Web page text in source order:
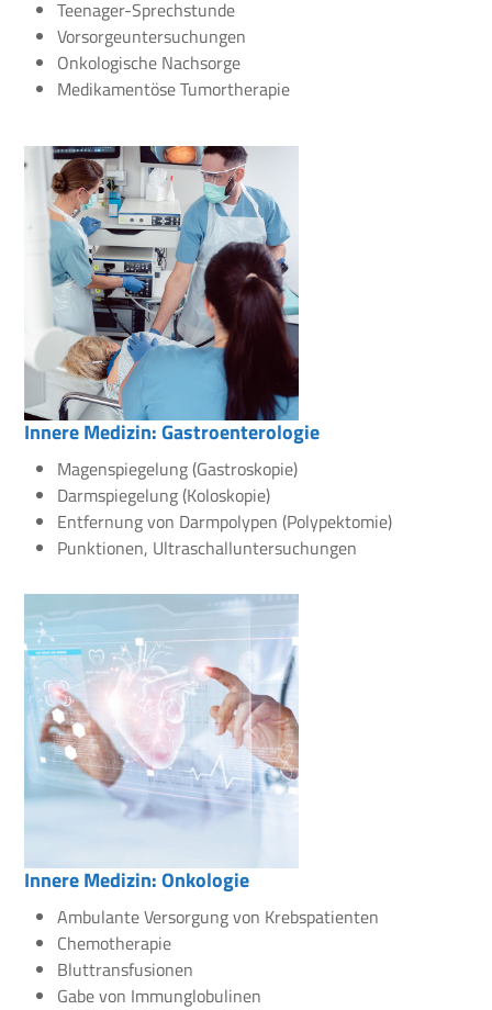
Teenager-Sprechstunde
Vorsorgeuntersuchungen
Onkologische Nachsorge
Medikamentöse Tumortherapie
Innere Medizin: Gastroenterologie
Magenspiegelung (Gastroskopie)
Darmspiegelung (Koloskopie)
Entfernung von Darmpolypen (Polypektomie)
Punktionen, Ultraschalluntersuchungen
Innere Medizin: Onkologie
Ambulante Versorgung von Krebspatienten
Chemotherapie
Bluttransfusionen
Gabe von Immunglobulinen